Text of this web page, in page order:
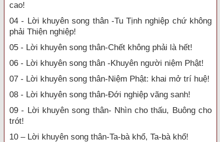
cao!
04 - Lời khuyên song thân -Tu Tịnh nghiệp chứ không
phải Thiện nghiệp!
05 - Lời khuyên song thân-Chết không phải là hết!
06 - Lời khuyên song thân -Khuyên người niệm Phật!
07 - Lời khuyên song thân-Niệm Phật: khai mở trí huệ!
08 - Lời khuyên song thân-Đới nghiệp vãng sanh!
09 - Lời khuyên song thân- Nhìn cho thấu, Buông cho
trót!
10 – Lời khuyên song thân-Ta-bà khổ, Ta-bà khổ!